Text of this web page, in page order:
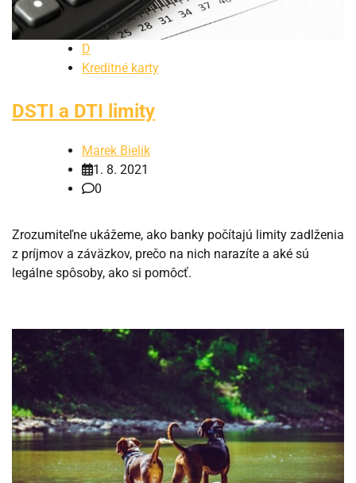
D
Kreditné karty
DSTI a DTI limity
Marek Bielik
1. 8. 2021
0
Zrozumiteľne ukážeme, ako banky počítajú limity zadlženia
z príjmov a záväzkov, prečo na nich narazíte a aké sú
legálne spôsoby, ako si pomôcť.